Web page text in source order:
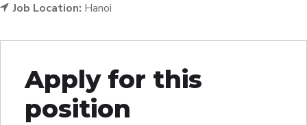
Job Location: Hanoi
Apply for this
position